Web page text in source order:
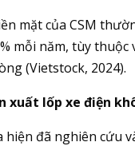
mặt của CSM
mỗi năm, tùy thuộc
(Vietstock, 2024).
xuất lốp xe điện
hiện đã nghiên cứu